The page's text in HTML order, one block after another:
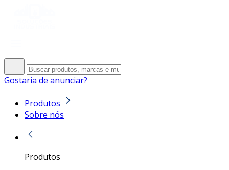
Gostaria de anunciar?
Produtos
Sobre nós
Produtos